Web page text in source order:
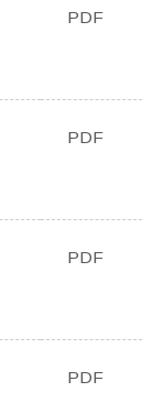
PDF
PDF
PDF
PDF